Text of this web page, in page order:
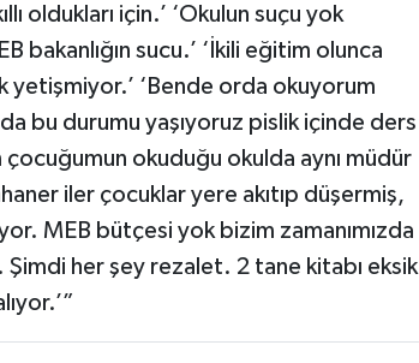
oldukları için.’ ‘Okulun suçu yok
sucu.’ ‘İkili eğitim olunca
‘Bende orda okuyorum
bu durumu yaşıyoruz pislik içinde ders
okuduğu okulda aynı müdür
iler çocuklar yere akıtıp düşermiş,
MEB bütçesi yok bizim zamanımızda
her şey rezalet. 2 tane kitabı eksik